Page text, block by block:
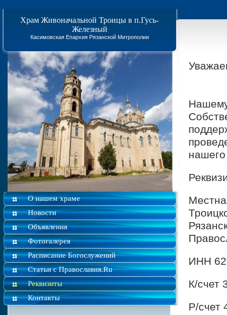
Храм Живоначальной Троицы в п.Гусь-
Железный
Касимовская Епархия Рязанской Митрополии
О нашем храме
Новости
Объявления
Фотогалерея
Расписание Богослужений
Статьи с Православия.Ru
Реквизиты
Контакты
ИНН
К/счет
Р/счет